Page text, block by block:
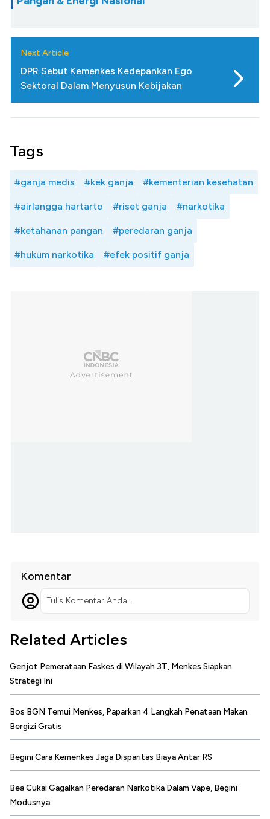
Next Article
DPR Sebut Kemenkes Kedepankan Ego
Sektoral Dalam Menyusun Kebijakan
Tags
#ganja medis #kek ganja #kementerian kesehatan
#airlangga hartarto #riset ganja #narkotika
#ketahanan pangan #peredaran ganja
#hukum narkotika #efek positif ganja
Komentar
Tulis Komentar Anda...
Related Articles
Genjot Pemerataan Faskes di Wilayah 3T, Menkes Siapkan
Strategi Ini
Bos BGN Temui Menkes, Paparkan 4 Langkah Penataan Makan
Bergizi Gratis
Begini Cara Kemenkes Jaga Disparitas Biaya Antar RS
Bea Cukai Gagalkan Peredaran Narkotika Dalam Vape, Begini
Modusnya